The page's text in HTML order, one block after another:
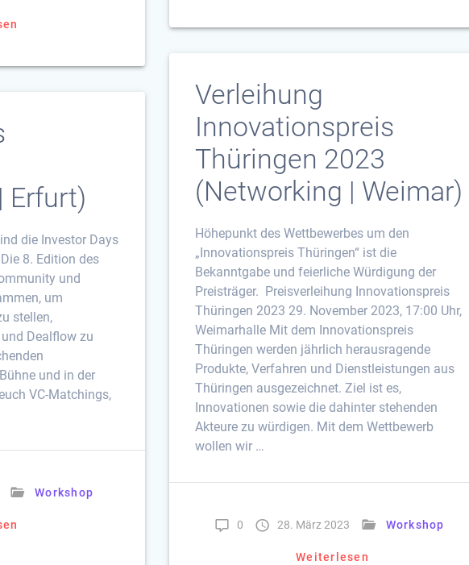
Verleihung
Innovationspreis
Thüringen 2023
(Networking | Weimar)
Höhepunkt des Wettbewerbes um den
„Innovationspreis Thüringen“ ist die
Bekanntgabe und feierliche Würdigung der
Preisträger. Preisverleihung Innovationspreis
Thüringen 2023 29. November 2023, 17:00 Uhr,
Weimarhalle Mit dem Innovationspreis
Thüringen werden jährlich herausragende
Produkte, Verfahren und Dienstleistungen aus
Thüringen ausgezeichnet. Ziel ist es,
Innovationen sowie die dahinter stehenden
Akteure zu würdigen. Mit dem Wettbewerb
wollen wir …
0 28. März 2023 Workshop
Weiterlesen
Erfurt)
die Investor Days
8. Edition des
und
um
stellen,
Dealflow zu
und in der
VC-Matchings,
Workshop